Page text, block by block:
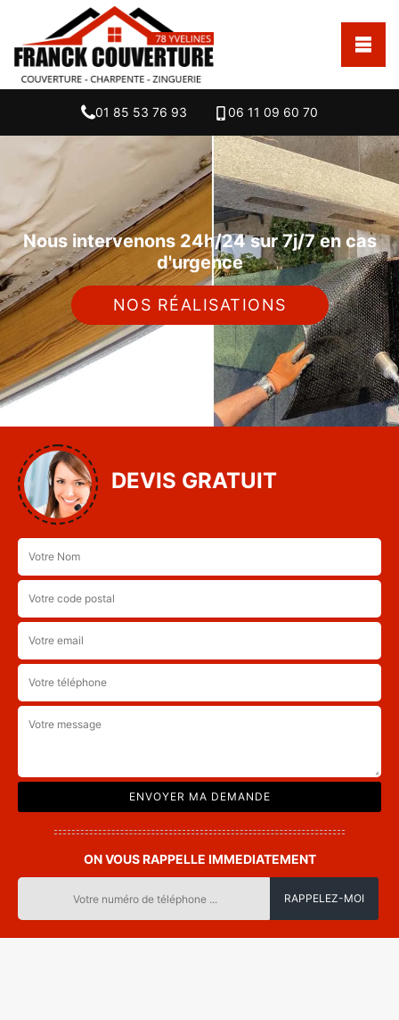
01 85 53 76 93 06 11 09 60 70
Nous intervenons 24h/24 sur 7j/7 en cas
d'urgence
NOS RÉALISATIONS
DEVIS GRATUIT
ON VOUS RAPPELLE IMMEDIATEMENT